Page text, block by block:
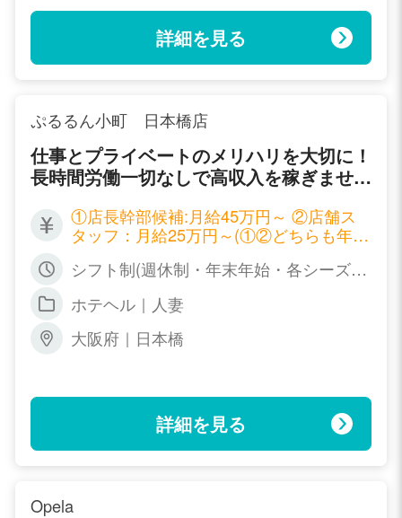
詳細を見る
ぷるるん小町 日本橋店
仕事とプライベートのメリハリを大切に！
長時間労働一切なしで高収入を稼ぎません
①店長幹部候補:月給45万円～ ②店舗ス
タッフ：月給25万円～(①②どちらも年２
1,500円(社員雇用有) ④事務スタッフ・w
円/アルバイト：時給800円～1.700円(昇
給有)
シフト制(週休制・年末年始・各シーズン
ホテヘル｜人妻
大阪府｜日本橋
詳細を見る
Opela